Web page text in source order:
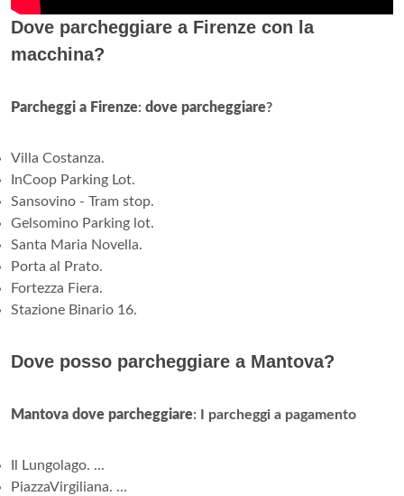
Dove parcheggiare a Firenze con la
macchina?
Parcheggi a Firenze: dove parcheggiare?
Villa Costanza.
InCoop Parking Lot.
Sansovino - Tram stop.
Gelsomino Parking lot.
Santa Maria Novella.
Porta al Prato.
Fortezza Fiera.
Stazione Binario 16.
Dove posso parcheggiare a Mantova?
Mantova dove parcheggiare: I parcheggi a pagamento
Il Lungolago. ...
PiazzaVirgiliana. ...